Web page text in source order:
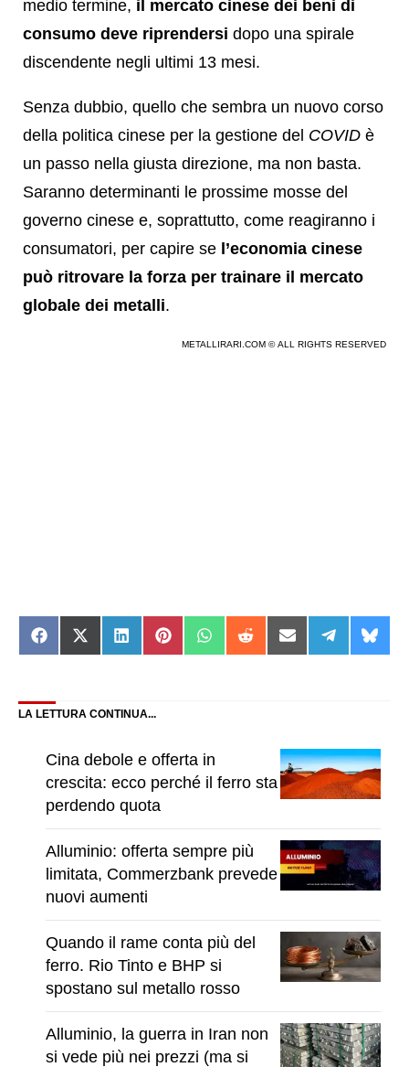
medio termine, il mercato cinese dei beni di
consumo deve riprendersi dopo una spirale
discendente negli ultimi 13 mesi.
Senza dubbio, quello che sembra un nuovo corso
della politica cinese per la gestione del COVID è
un passo nella giusta direzione, ma non basta.
Saranno determinanti le prossime mosse del
governo cinese e, soprattutto, come reagiranno i
consumatori, per capire se l’economia cinese
può ritrovare la forza per trainare il mercato
globale dei metalli.
METALLIRARI.COM © ALL RIGHTS RESERVED
Share
on
Share
on
Share
on
Share
on
Share
on
Share
on
Share
on
Share
on
on
LA LETTURA CONTINUA...
Cina debole e offerta in
crescita: ecco perché il ferro sta
perdendo quota
Alluminio: offerta sempre più
limitata, Commerzbank prevede
nuovi aumenti
Quando il rame conta più del
ferro. Rio Tinto e BHP si
spostano sul metallo rosso
Alluminio, la guerra in Iran non
si vede più nei prezzi (ma si